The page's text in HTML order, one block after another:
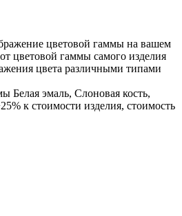
цветовой гаммы на вашем
цветовой гаммы самого изделия
цвета различными типами
Белая эмаль, Слоновая кость,
к стоимости изделия, стоимость